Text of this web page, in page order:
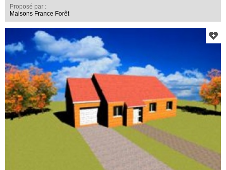
Proposé par :
Maisons France Forêt